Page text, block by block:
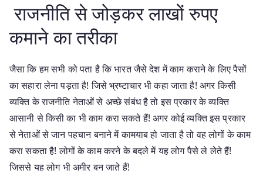
राजनीति से जोड़कर लाखों रुपए
कमाने का तरीका
जैसा कि हम सभी को पता है कि भारत जैसे देश में काम कराने के लिए पैसों
का सहारा लेना पड़ता है! जिसे भ्रष्टाचार भी कहा जाता है! अगर किसी
व्यक्ति के राजनीति नेताओं से अच्छे संबंध है तो इस प्रकार के व्यक्ति
आसानी से किसी का भी काम करा सकते हैं! अगर कोई व्यक्ति इस प्रकार
से नेताओं से जान पहचान बनाने में कामयाब हो जाता है तो वह लोगों के काम
करा सकता है! लोगों के काम करने के बदले में यह लोग पैसे ले लेते हैं!
जिससे यह लोग भी अमीर बन जाते हैं!